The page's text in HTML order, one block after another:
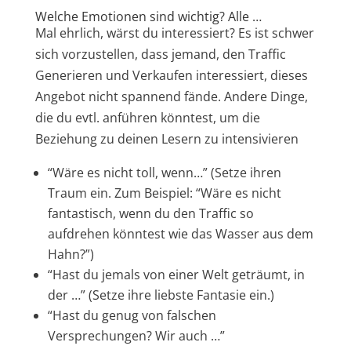
Welche Emotionen sind wichtig? Alle …
Mal ehrlich, wärst du interessiert? Es ist schwer
sich vorzustellen, dass jemand, den Traffic
Generieren und Verkaufen interessiert, dieses
Angebot nicht spannend fände. Andere Dinge,
die du evtl. anführen könntest, um die
Beziehung zu deinen Lesern zu intensivieren
“Wäre es nicht toll, wenn…” (Setze ihren
Traum ein. Zum Beispiel: “Wäre es nicht
fantastisch, wenn du den Traffic so
aufdrehen könntest wie das Wasser aus dem
Hahn?”)
“Hast du jemals von einer Welt geträumt, in
der …” (Setze ihre liebste Fantasie ein.)
“Hast du genug von falschen
Versprechungen? Wir auch …”